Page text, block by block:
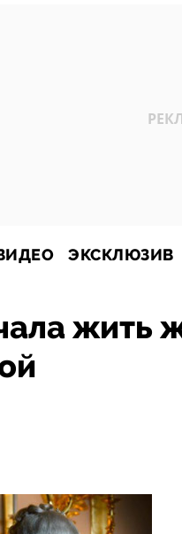
ЭКСКЛЮЗИВ
жить